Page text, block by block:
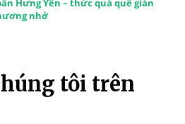
Hưng Yên – thức quà quê giản
nhớ
tôi trên